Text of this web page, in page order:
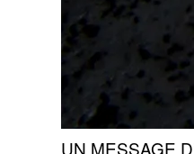
UN MESSAGE